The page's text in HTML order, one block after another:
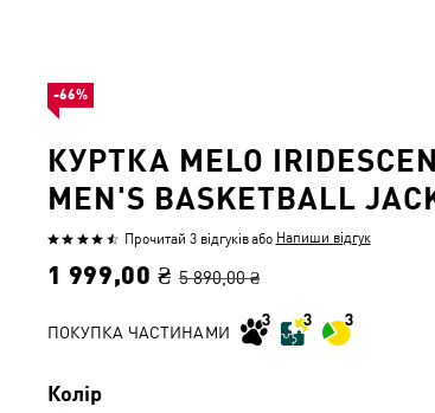
КУРТКА MELO
MEN'S BASKETBALL
Оцінено
з
Прочитай 3 відгуківабо Напиши відгук
1 999,00 ₴ 5 890,00 ₴
ПОКУПКА ЧАСТИНАМИ
Колір
-66%